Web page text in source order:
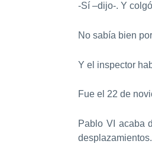
-Sí –dijo-. Y
No sabía bien
Y el inspector
Fue el 22 de
Pablo VI acaba